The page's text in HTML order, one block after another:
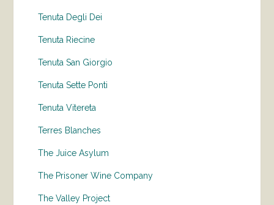
Tenuta Degli Dei
Tenuta Riecine
Tenuta San Giorgio
Tenuta Sette Ponti
Tenuta Vitereta
Terres Blanches
The Juice Asylum
The Prisoner Wine Company
The Valley Project